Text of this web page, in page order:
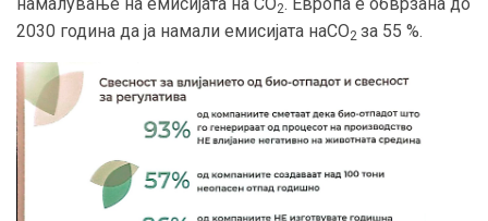
2
2030 година да ја намали емисијата наCO2 за 55 %.